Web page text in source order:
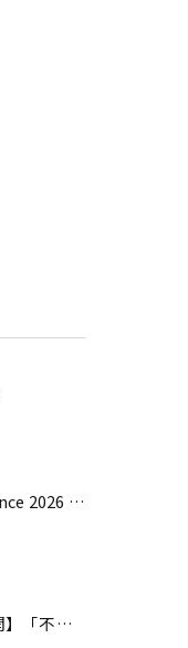
IRES Intelligence 2026 Q2（第2号）を公開しました
【YouTube公開】「不動産は『資産』ではない」｜企業不動産を経営判断で考えるCRE戦略